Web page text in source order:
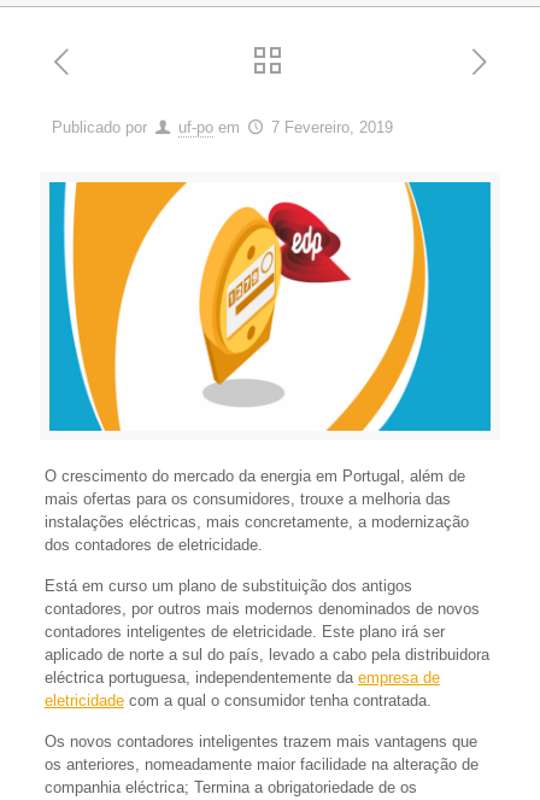
Publicado por uf-po em 7 Fevereiro, 2019
O crescimento do mercado da energia em Portugal, além de
mais ofertas para os consumidores, trouxe a melhoria das
instalações eléctricas, mais concretamente, a modernização
dos contadores de eletricidade.
Está em curso um plano de substituição dos antigos
contadores, por outros mais modernos denominados de novos
contadores inteligentes de eletricidade. Este plano irá ser
aplicado de norte a sul do país, levado a cabo pela distribuidora
eléctrica portuguesa, independentemente da empresa de
eletricidadecom a qual o consumidor tenha contratada.
Os novos contadores inteligentes trazem mais vantagens que
os anteriores, nomeadamente maior facilidade na alteração de
companhia eléctrica; Termina a obrigatoriedade de os